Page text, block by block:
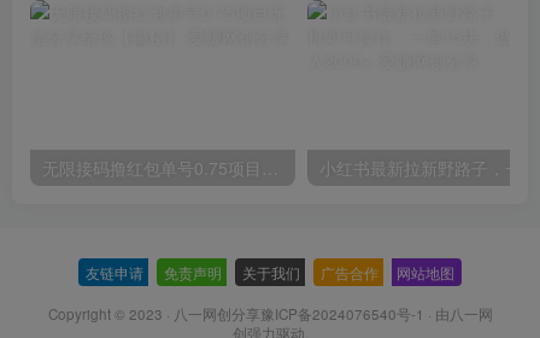
无限接码撸红包单号0.75项目无偿分享给你【揭秘】
友链申请 免责声明 关于我们 广告合作 网站地图
Copyright © 2023 · 八一网创分享豫ICP备2024076540号-1 · 由八一网
创强力驱动.